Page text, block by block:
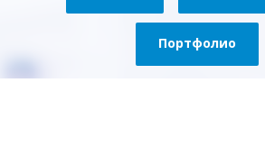
Портфолио